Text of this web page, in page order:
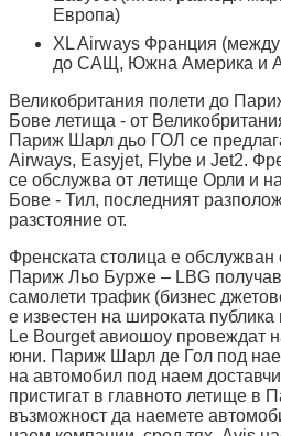
Европа)
XL Airways Франция
до САЩ, Южна Америка и
Великобритания полети до
Бове летища - от
Париж Шарл дьо ГОЛ се
Airways, Easyjet, Flybe и Jet2.
се обслужва от летище Орли и
Бове - Тил, последният
разстояние от.
Френската столица е
Париж Льо Бурже – LBG
самолети трафик (бизнес
е известен на широката
Le Bourget авиошоу провеждат
юни. Париж Шарл де Гол под
на автомобил под наем
пристигат в главното летище в
възможност да наемете